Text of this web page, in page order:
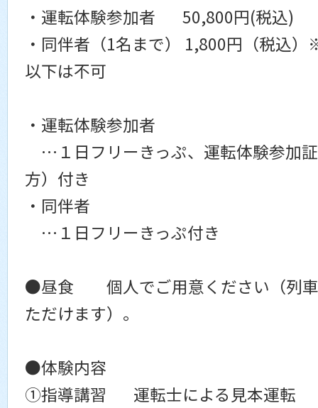
・運転体験参加者 50,800円(税込)
・同伴者（1名まで） 1,800円（税込
以下は不可
・運転体験参加者
…１日フリーきっぷ、運転体験参加
方）付き
・同伴者
…１日フリーきっぷ付き
●昼食 個人でご用意ください（列車
ただけます）。
●体験内容
①指導講習 運転士による見本運転